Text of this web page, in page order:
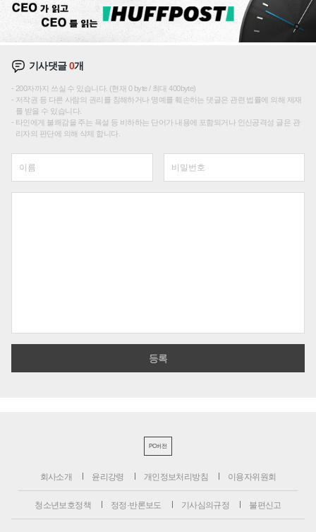
기사댓글0개
200자까지 쓰실 수 있습니다. (현재 0 byte / 최대 400byte)
저작권 등 다른 사람의 권리를 침해하거나 명예를 훼손하는 댓글은 관련 법률에 의해 제재
를 받을 수 있습니다.
타인에게 불쾌감을 주는 욕설 등 비하하는 단어가 내용에 포함되거나 인신공격성 글은 관
리자의 판단에 의해 삭제 합니다.
PC버전
회사소개 윤리강령 개인정보처리방침 이용자위원회
청소년보호정책 정정·반론보도 기사심의규정 불편신고